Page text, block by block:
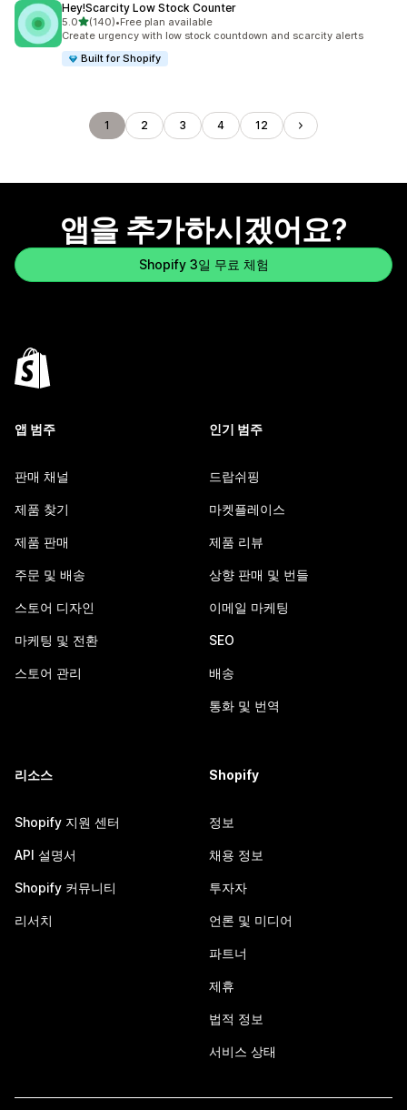
Hey!Scarcity Low Stock Counter
5.0별 5개 중
(140)
총 리뷰 140개
•Free plan available
Create urgency with low stock countdown and scarcity alerts
Built for Shopify
1 2 3 4 12
앱을 추가하시겠어요?
Shopify 3일 무료 체험
앱 범주
판매 채널
제품 찾기
제품 판매
주문 및 배송
스토어 디자인
마케팅 및 전환
스토어 관리
인기 범주
드랍쉬핑
마켓플레이스
제품 리뷰
상향 판매 및 번들
이메일 마케팅
SEO
배송
통화 및 번역
리소스
Shopify 지원 센터
API 설명서
Shopify 커뮤니티
리서치
Shopify
정보
채용 정보
투자자
언론 및 미디어
파트너
제휴
법적 정보
서비스 상태